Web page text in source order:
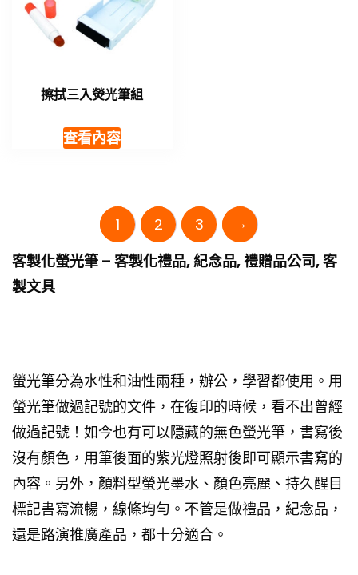
擦拭三入熒光筆組
查看內容
1 2 3
→
客製化螢光筆 – 客製化禮品, 紀念品, 禮贈品公司, 客
製文具
螢光筆分為水性和油性兩種，辦公，學習都使用。用
螢光筆做過記號的文件，在復印的時候，看不出曾經
做過記號！如今也有可以隱藏的無色螢光筆，書寫後
沒有顏色，用筆後面的紫光燈照射後即可顯示書寫的
內容。另外，顏料型螢光墨水、顏色亮麗、持久醒目
標記書寫流暢，線條均勻。不管是做禮品，紀念品，
還是路演推廣產品，都十分適合。